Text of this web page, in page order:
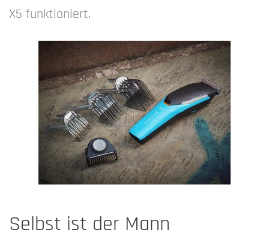
X5 funktioniert.
Selbst ist der Mann